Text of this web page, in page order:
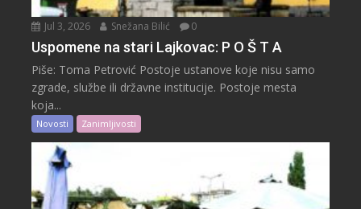
Jul 3, 2026 Snežana Bilić 0
Uspomene na stari Lajkovac: P O Š T A
Piše: Toma Petrović Postoje ustanove koje nisu samo
zgrade, službe ili državne institucije. Postoje mesta
koja...
Novosti Zanimljivosti